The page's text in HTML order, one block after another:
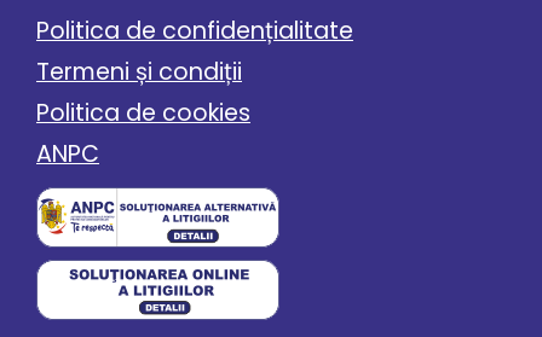
Politica de confidențialitate
Termeni și condiții
Politica de cookies
ANPC